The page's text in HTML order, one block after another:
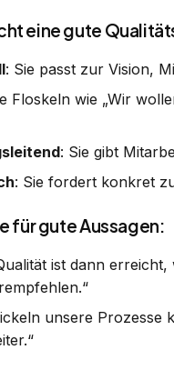
eine gute
: Sie passt zur Vision,
Floskeln wie „Wir
: Sie gibt
: Sie fordert konkret
für gute Aussagen:
ist dann
unsere Prozesse